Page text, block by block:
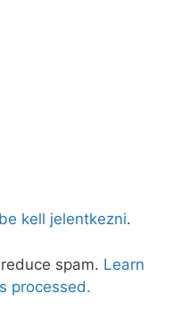
be kell jelentkezni.
spam. Learn
processed.